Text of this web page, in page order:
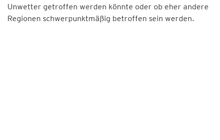
Unwetter getroffen werden könnte oder ob eher andere
Regionen schwerpunktmäßig betroffen sein werden.